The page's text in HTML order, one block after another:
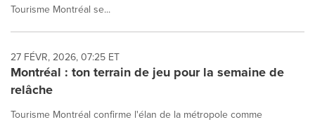
Tourisme Montréal se...
27 FÉVR, 2026, 07:25 ET
Montréal : ton terrain de jeu pour la semaine de
relâche
Tourisme Montréal confirme l'élan de la métropole comme